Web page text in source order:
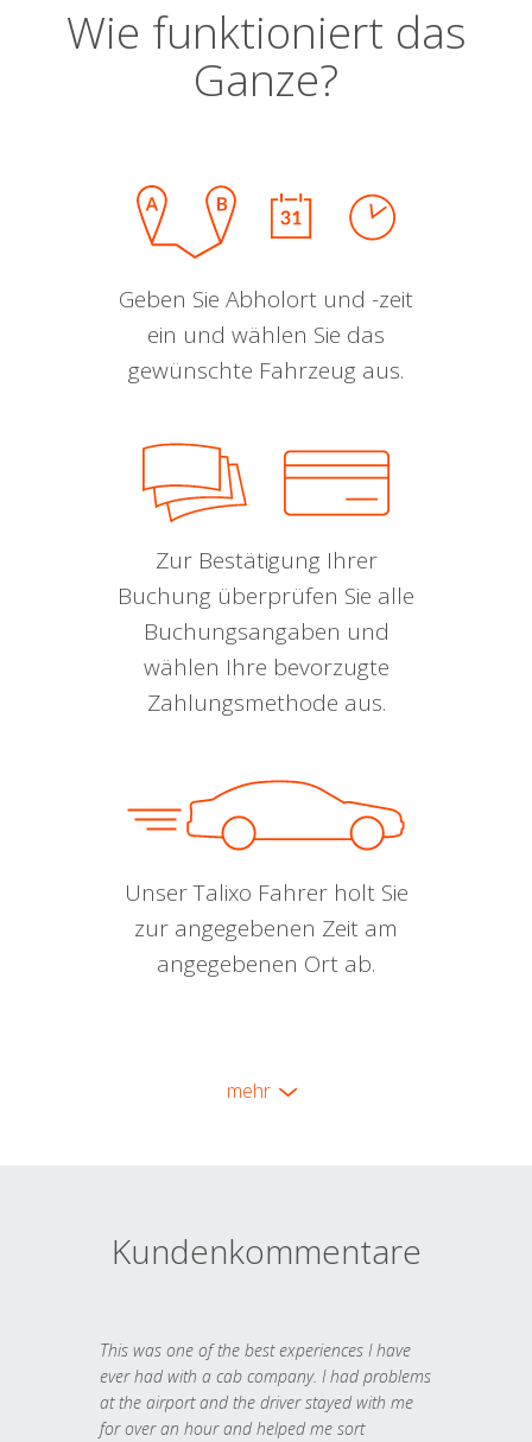
Wie funktioniert das
Ganze?
Geben Sie Abholort und -zeit
ein und wählen Sie das
gewünschte Fahrzeug aus.
Zur Bestätigung Ihrer
Buchung überprüfen Sie alle
Buchungsangaben und
wählen Ihre bevorzugte
Zahlungsmethode aus.
Unser Talixo Fahrer holt Sie
zur angegebenen Zeit am
angegebenen Ort ab.
mehr
Kundenkommentare
This was one of the best experiences I have
ever had with a cab company. I had problems
at the airport and the driver stayed with me
for over an hour and helped me sort